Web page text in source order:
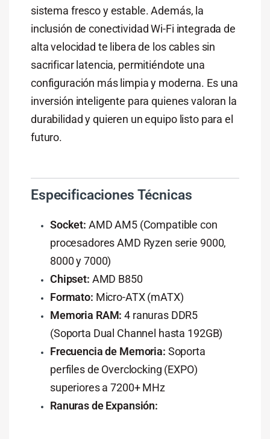
sistema fresco y estable. Además, la
inclusión de conectividad Wi-Fi integrada de
alta velocidad te libera de los cables sin
sacrificar latencia, permitiéndote una
configuración más limpia y moderna. Es una
inversión inteligente para quienes valoran la
durabilidad y quieren un equipo listo para el
futuro.
Especificaciones Técnicas
Socket: AMD AM5 (Compatible con
procesadores AMD Ryzen serie 9000,
8000 y 7000)
Chipset: AMD B850
Formato: Micro-ATX (mATX)
Memoria RAM: 4 ranuras DDR5
(Soporta Dual Channel hasta 192GB)
Frecuencia de Memoria: Soporta
perfiles de Overclocking (EXPO)
superiores a 7200+ MHz
Ranuras de Expansión: